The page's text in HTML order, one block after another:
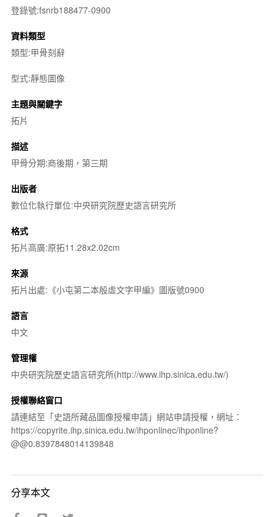
登錄號:fsnrb188477-0900
資料類型
類型:甲骨刻辭
型式:靜態圖像
主題與關鍵字
拓片
描述
甲骨分期:商後期，第三期
出版者
數位化執行單位:中央研究院歷史語言研究所
格式
拓片高廣:原拓11.28x2.02cm
來源
拓片出處:《小屯第二本殷虛文字甲編》圖版號0900
語言
中文
管理權
中央研究院歷史語言研究所(http://www.ihp.sinica.edu.tw/)
授權聯絡窗口
請連結至「史語所藏品圖像授權申請」網站申請授權，網址：
https://copyrite.ihp.sinica.edu.tw/ihponlinec/ihponline?
@@0.8397848014139848
分享本文